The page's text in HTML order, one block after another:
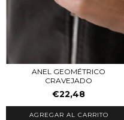
ANEL GEOMÉTRICO
CRAVEJADO
€22,48
AGREGAR AL CARRITO